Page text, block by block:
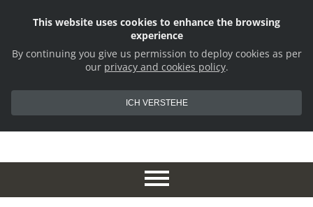
This website uses cookies to enhance the browsing
experience
By continuing you give us permission to deploy cookies as per
our privacy and cookies policy.
ICH VERSTEHE